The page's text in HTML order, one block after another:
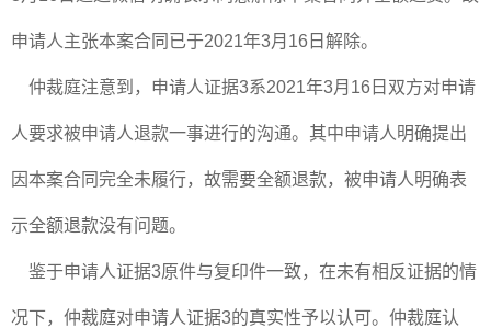
申请人主张本案合同已于2021年3月16日解除。
仲裁庭注意到，申请人证据3系2021年3月16日双方对申请
人要求被申请人退款一事进行的沟通。其中申请人明确提出
因本案合同完全未履行，故需要全额退款，被申请人明确表
示全额退款没有问题。
鉴于申请人证据3原件与复印件一致，在未有相反证据的情
况下，仲裁庭对申请人证据3的真实性予以认可。仲裁庭认